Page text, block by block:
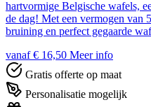
hartvormige Belgische wafels,
de dag! Met een vermogen van
bruining en perfect gegaarde
vanaf € 16,50 Meer info
Gratis offerte op maat
Personalisatie mogelijk